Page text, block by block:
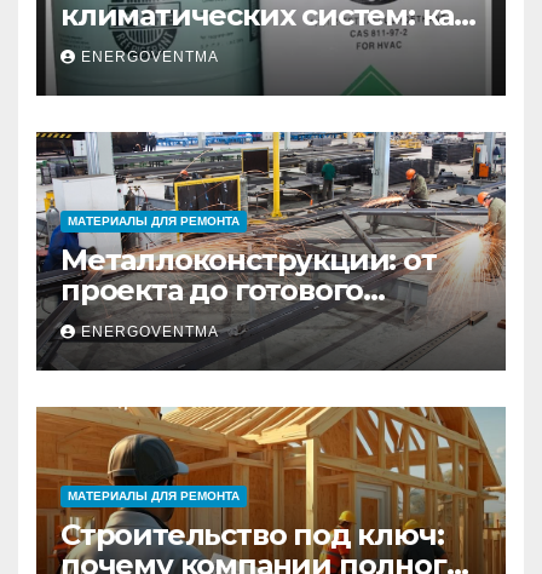
климатических систем: как
выбрать и купить фреон в
Санкт-Петербурге
ENERGOVENTMA
МАТЕРИАЛЫ ДЛЯ РЕМОНТА
Металлоконструкции: от
проекта до готового
изделия – полный
практический гид
ENERGOVENTMA
МАТЕРИАЛЫ ДЛЯ РЕМОНТА
Строительство под ключ:
почему компании полного